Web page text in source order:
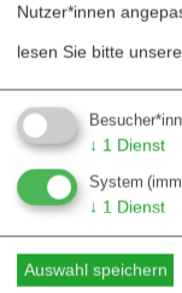
Dossierarchiv
Bestellen
Fördern
Jubiläum 40
Nutzer*innen
lesen Sie bitte unsere
↓ 1 Dienst
System
↓ 1 Dienst
Auswahl speichern